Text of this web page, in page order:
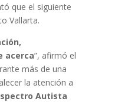
que el siguiente
Vallarta.
acerca”, afirmó el
más de una
la atención a
Autista